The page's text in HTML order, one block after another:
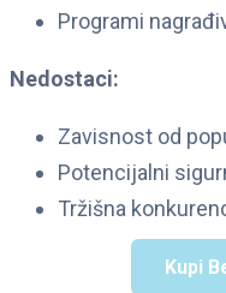
Programi
Nedostaci:
Zavisnost od
Potencijalni
Tržišna
Kupi